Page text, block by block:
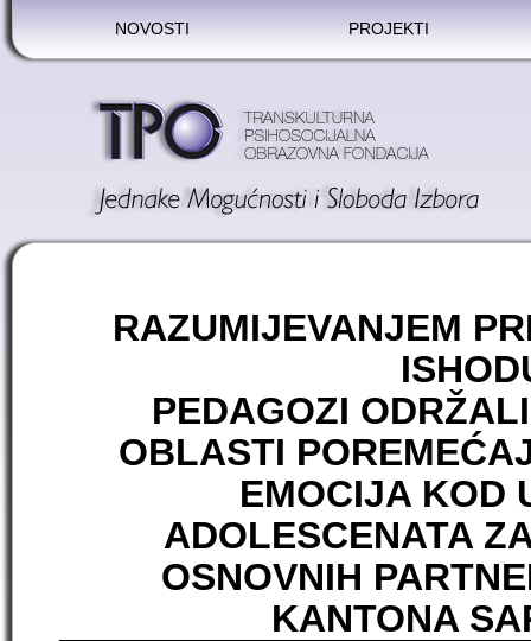
NOVOSTI PROJEKTI
RAZUMIJEVANJEM
PEDAGOZI
OBLASTI
EMOCIJA KOD
ADOLESCENATA
OSNOVNIH
KANTONA